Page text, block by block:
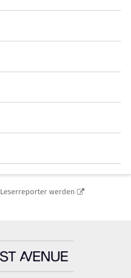
Leserreporter werden